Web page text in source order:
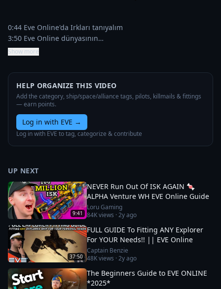
0:44 Eve Online'da Irkları tanıyalım
3:50 Eve Online dünyasının…
Show more
HELP ORGANIZE THIS VIDEO
Add the category, ship/space/alliance tags, pilots, killmails & fittings
— earn points.
Log in with EVE →
Log in with EVE to tag, categorize & contribute
UP NEXT
9:41
NEVER Run Out Of ISK AGAIN 🍬
ALPHA Venture WH EVE Online Guide
Loru Gaming
84Kviews ·2y ago
37:50
FULL GUIDE To Fitting ANY Explorer
For YOUR Needs!! || EVE Online
Captain Benzie
48Kviews ·2y ago
The Beginners Guide to EVE ONLINE
*2025*